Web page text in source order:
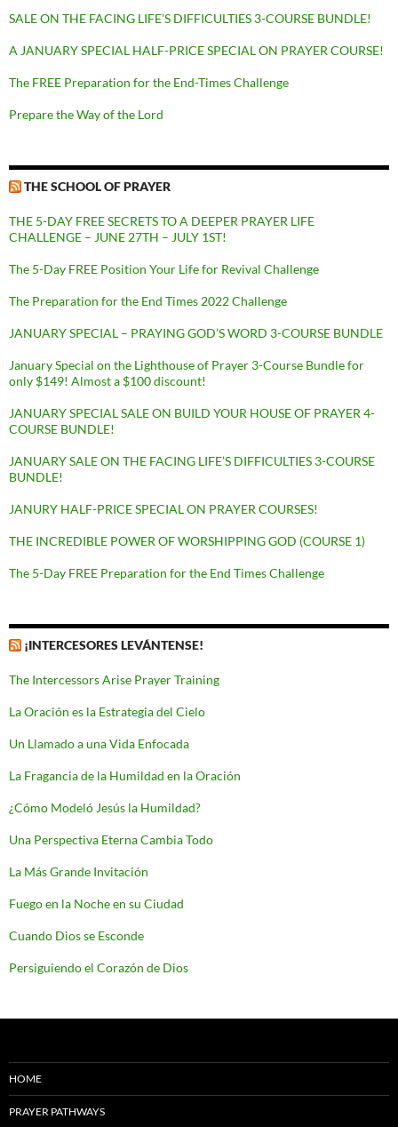
SALE ON THE FACING LIFE’S DIFFICULTIES 3-COURSE BUNDLE!
A JANUARY SPECIAL HALF-PRICE SPECIAL ON PRAYER COURSE!
The FREE Preparation for the End-Times Challenge
Prepare the Way of the Lord
THE SCHOOL OF PRAYER
THE 5-DAY FREE SECRETS TO A DEEPER PRAYER LIFE
CHALLENGE – JUNE 27TH – JULY 1ST!
The 5-Day FREE Position Your Life for Revival Challenge
The Preparation for the End Times 2022 Challenge
JANUARY SPECIAL – PRAYING GOD’S WORD 3-COURSE BUNDLE
January Special on the Lighthouse of Prayer 3-Course Bundle for
only $149! Almost a $100 discount!
JANUARY SPECIAL SALE ON BUILD YOUR HOUSE OF PRAYER 4-
COURSE BUNDLE!
JANUARY SALE ON THE FACING LIFE’S DIFFICULTIES 3-COURSE
BUNDLE!
JANURY HALF-PRICE SPECIAL ON PRAYER COURSES!
THE INCREDIBLE POWER OF WORSHIPPING GOD (COURSE 1)
The 5-Day FREE Preparation for the End Times Challenge
¡INTERCESORES LEVÁNTENSE!
The Intercessors Arise Prayer Training
La Oración es la Estrategia del Cielo
Un Llamado a una Vida Enfocada
La Fragancia de la Humildad en la Oración
¿Cómo Modeló Jesús la Humildad?
Una Perspectiva Eterna Cambia Todo
La Más Grande Invitación
Fuego en la Noche en su Ciudad
Cuando Dios se Esconde
Persiguiendo el Corazón de Dios
HOME
PRAYER PATHWAYS